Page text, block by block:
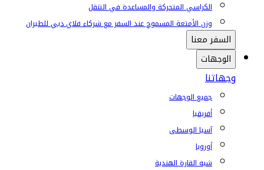
الكراسي المتحركة والمساعدة في التنقل
وزن الأمتعة المسموح عند السفر مع شركاء فلاي دبي للطيران
السفر معنا
الوجهات
وجهاتنا
جميع الوجهات
أفريقيا
آسيا الوسطى
أوروبا
شبه القارة الهندية